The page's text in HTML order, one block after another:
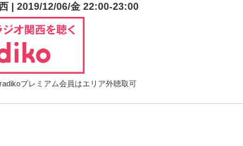
| 2019/12/06/金 22:00-23:00
プレミアム会員はエリア外聴取可